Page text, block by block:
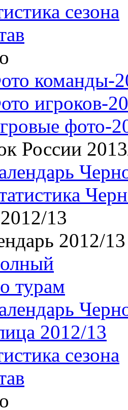
сезона
команды-
игроков-
фото-
России
13
2012/13
турам
2012/13
сезона